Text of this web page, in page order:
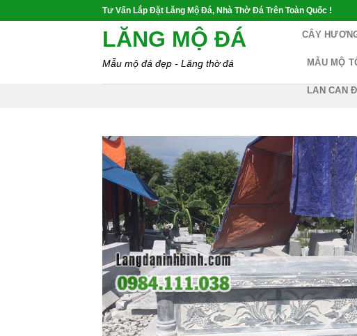
Tư Vấn Lắp Đặt Lăng Mộ Đá, Nhà Thờ Đá Trên Toàn Quốc !
LĂNG MỘ ĐÁ
Mẫu mộ đá đẹp - Lăng thờ đá
CÂY
MẪU MỘ
LAN CAN